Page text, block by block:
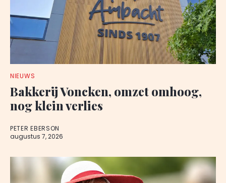
NIEUWS
Bakkerij Voncken, omzet omhoog,
nog klein verlies
PETER EBERSON
augustus 7, 2026